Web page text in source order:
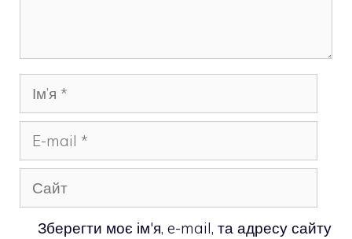
Ім’я
mail
Сайт
Зберегти моє ім'я, e-mail, та адресу сайту